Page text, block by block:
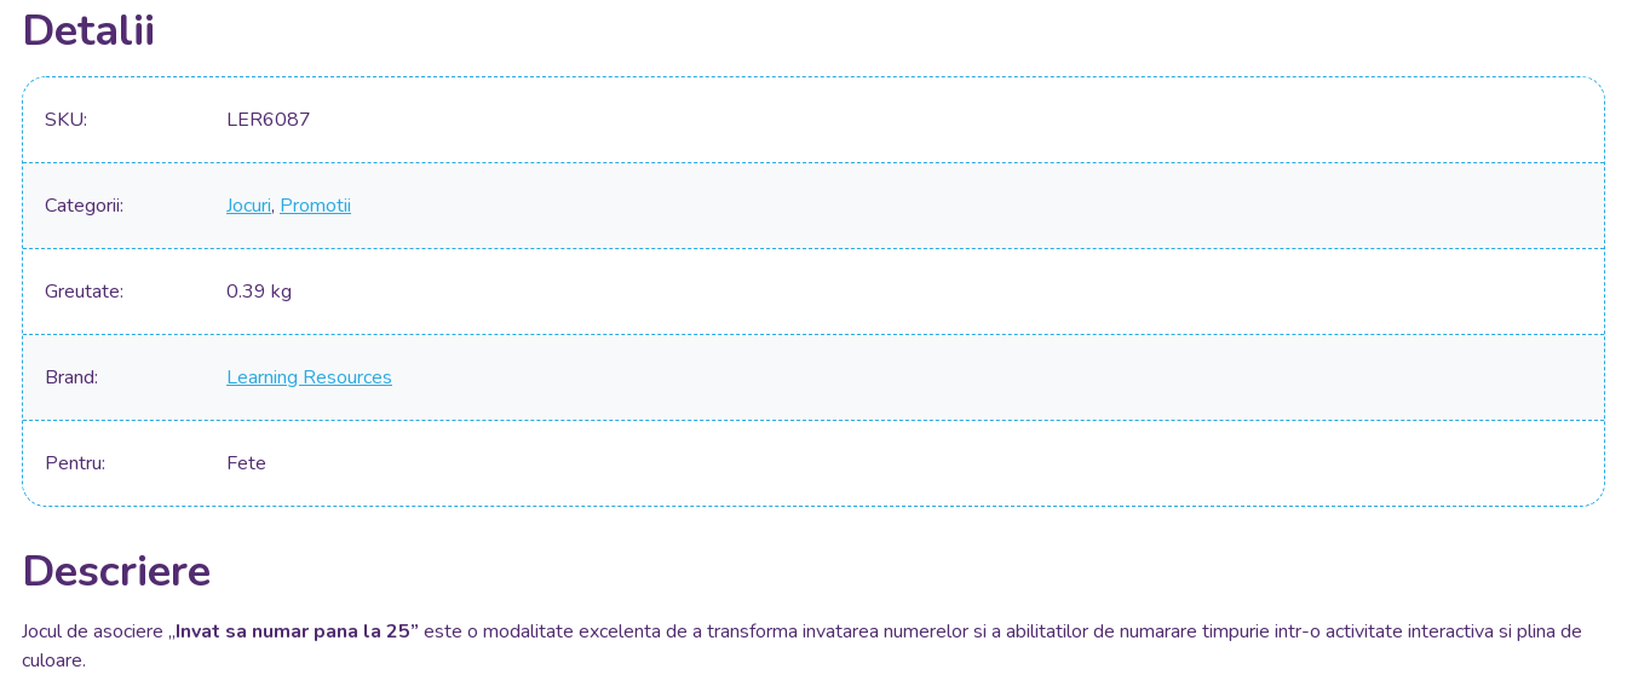
Detalii
SKU LER6087
Categorii Jocuri, Promotii
Greutate 0.39 kg
Brand Learning Resources
Pentru Fete
Descriere
Jocul de asociere „Invat sa numar pana la 25” este o modalitate excelenta de a transforma invatarea numerelor si a abilitatilor de numarare timpurie intr-o activitate interactiva si plina de
culoare.